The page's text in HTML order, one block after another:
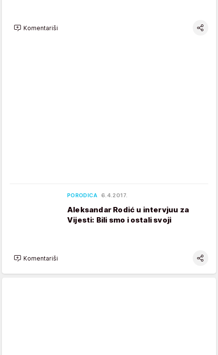
Komentariši
PORODICA 6.4.2017.
Aleksandar Rodić u intervjuu za
Vijesti: Bili smo i ostali svoji
Komentariši